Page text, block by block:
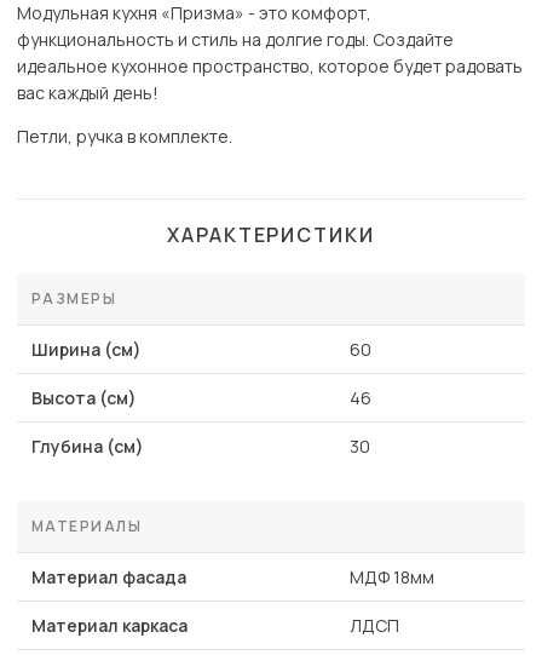
Модульная кухня «Призма» - это комфорт,
функциональность и стиль на долгие годы. Создайте
идеальное кухонное пространство, которое будет радовать
вас каждый день!
Петли, ручка в комплекте.
ХАРАКТЕРИСТИКИ
РАЗМЕРЫ
Ширина (см) 60
Высота (см) 46
Глубина (см) 30
МАТЕРИАЛЫ
Материал фасада МДФ 18мм
Материал каркаса ЛДСП